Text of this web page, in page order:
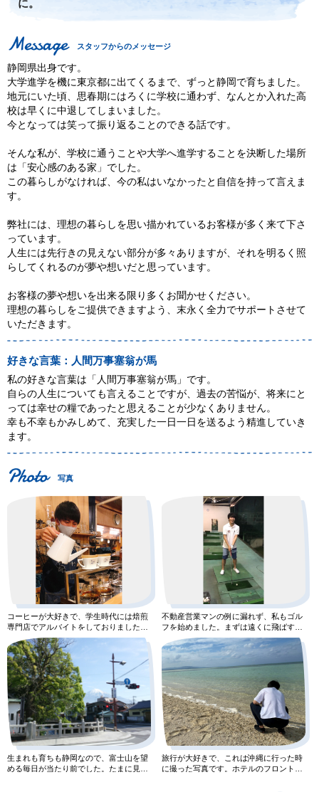
に。
スタッフからのメッセージ
静岡県出身です。
大学進学を機に東京都に出てくるまで、ずっと静岡で育ちました。
地元にいた頃、思春期にはろくに学校に通わず、なんとか入れた高
校は早くに中退してしまいました。
今となっては笑って振り返ることのできる話です。
そんな私が、学校に通うことや大学へ進学することを決断した場所
は「安心感のある家」でした。
この暮らしがなければ、今の私はいなかったと自信を持って言えま
す。
弊社には、理想の暮らしを思い描かれているお客様が多く来て下さ
っています。
人生には先行きの見えない部分が多々ありますが、それを明るく照
らしてくれるのが夢や想いだと思っています。
お客様の夢や想いを出来る限り多くお聞かせください。
理想の暮らしをご提供できますよう、末永く全力でサポートさせて
いただきます。
好きな言葉：人間万事塞翁が馬
私の好きな言葉は「人間万事塞翁が馬」です。
自らの人生についても言えることですが、過去の苦悩が、将来にと
っては幸せの糧であったと思えることが少なくありません。
幸も不幸もかみしめて、充実した一日一日を送るよう精進していき
ます。
写真
コーヒーが大好きで、学生時代には焙煎
専門店でアルバイトをしておりました。
今でも自宅で、ハンドドリップ
不動産営業マンの例に漏れず、私もゴル
フを始めました。まずは遠くに飛ばすこ
とから頑張ります。
生まれも育ちも静岡なので、富士山を望
める毎日が当たり前でした。たまに見え
旅行が大好きで、これは沖縄に行った時
に撮った写真です。ホテルのフロントス